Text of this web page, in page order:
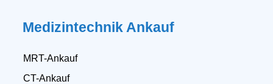
Medizintechnik Ankauf
MRT-Ankauf
CT-Ankauf